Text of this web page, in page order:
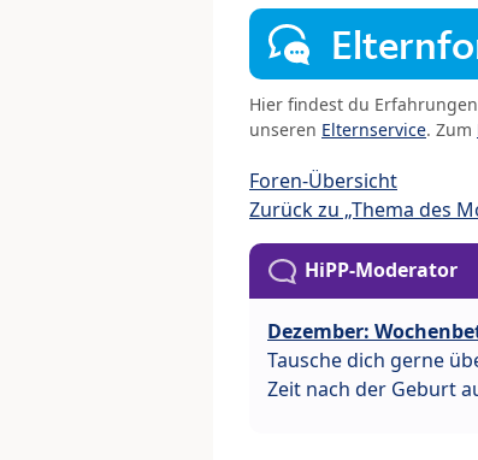
Hier findest du
unseren Elternservice. Zum
Foren-Übersicht
Zurück zu „Thema des
HiPP-Moderator
Dezember:
Tausche dich gerne
Zeit nach der Geburt